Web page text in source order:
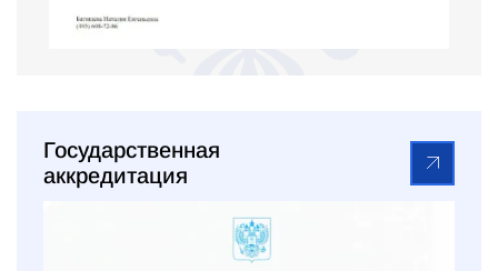
Государственная
аккредитация